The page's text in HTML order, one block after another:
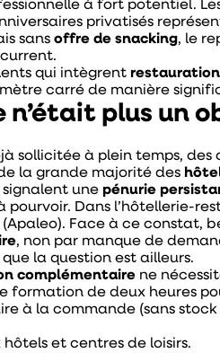
à fort potentiel.
privatisés
sansoffre de snacking, le
qui intègrent
carré de manière
n’était plus un
sollicitée à plein temps, des
la grande majorité des
signalent une pénurie
Dans l’hôtellerie-
Face à ce constat,
, non par manque de
que la question est ailleurs.
complémentaire ne
formation de deux heures
à la commande (sans stock
hôtels et centres de loisirs.